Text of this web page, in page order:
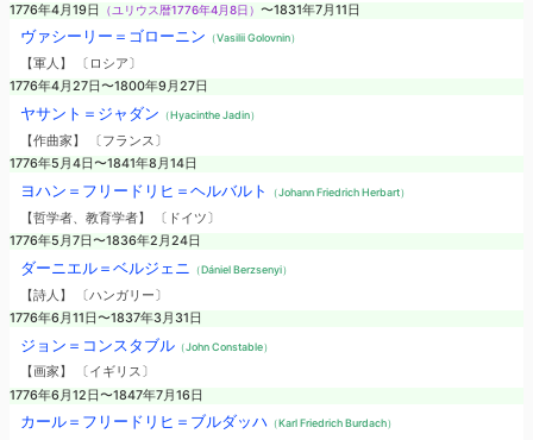
1776年4月19日
（ユリウス暦1776年4月8日） 〜1831年7月11日
ヴァシーリー＝ゴローニン （Vasilii Golovnin）
【軍人】 〔ロシア〕
1776年4月27日〜1800年9月27日
ヤサント＝ジャダン （Hyacinthe Jadin）
【作曲家】 〔フランス〕
1776年5月4日〜1841年8月14日
ヨハン＝フリードリヒ＝ヘルバルト （Johann Friedrich Herbart）
【哲学者、教育学者】 〔ドイツ〕
1776年5月7日〜1836年2月24日
ダーニエル＝ベルジェニ （Dániel Berzsenyi）
【詩人】 〔ハンガリー〕
1776年6月11日〜1837年3月31日
ジョン＝コンスタブル（John Constable）
【画家】 〔イギリス〕
1776年6月12日〜1847年7月16日
カール＝フリードリヒ＝ブルダッハ （Karl Friedrich Burdach）